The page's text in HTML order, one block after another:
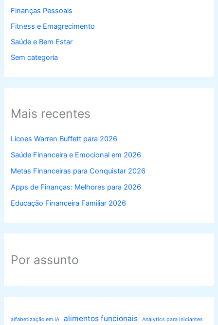
Finanças Pessoais
Fitness e Emagrecimento
Saúde e Bem Estar
Sem categoria
Mais recentes
Licoes Warren Buffett para 2026
Saúde Financeira e Emocional em 2026
Metas Financeiras para Conquistar 2026
Apps de Finanças: Melhores para 2026
Educação Financeira Familiar 2026
Por assunto
alfabetização em IA alimentos funcionais Analytics para iniciantes